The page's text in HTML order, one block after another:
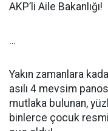
AKP’li Aile Bakanlığı!
…
Yakın zamanlara
asılı 4 mevsim
mutlaka bulunan,
binlerce çocuk